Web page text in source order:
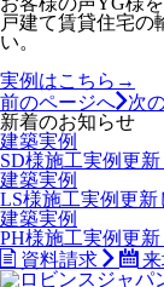
戸建て賃貸住宅の
い。
実例はこちら→
前のページへ
次
新着のお知らせ
建築実例
SD様施工実例更新
建築実例
LS様施工実例更新
建築実例
PH様施工実例更新
資料請求